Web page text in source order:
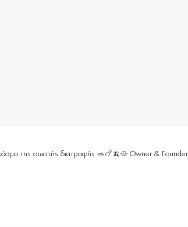
της σωστής διατροφής 🥗🍗🍌🥘 Owner &